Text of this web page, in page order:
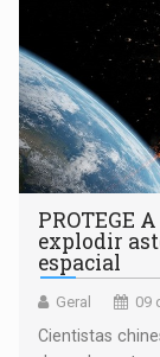
PROTEGE
explodir
espacial
Geral 09
Cientistas